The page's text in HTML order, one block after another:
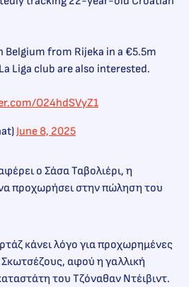
Belgium from Rijeka in a €5.5m
Liga club are also interested.
O24hdSVyZ1
June 8, 2025
ο Σάσα Ταβολιέρι, η
να προχωρήσει στην πώληση του
κάνει λόγο για προχωρημένες
αφού η γαλλική
του Τζόναθαν Ντέιβιντ.